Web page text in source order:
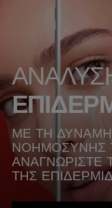
ΜΕ ΤΗ
ΝΟΗΜΟΣΥΝΗΣ
ΑΝΑΓΝΩΡΙΣΤΕ
ΤΗΣ